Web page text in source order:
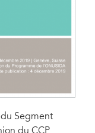
Segment